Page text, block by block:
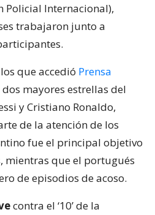
Policial Internacional),
trabajaron junto a
que accedió Prensa
mayores estrellas del
y Cristiano Ronaldo,
de la atención de los
fue el principal objetivo
mientras que el portugués
de episodios de acoso.
contra el ‘10’ de la